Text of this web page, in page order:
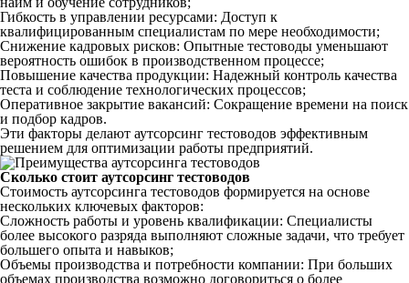
Гибкость в управлении ресурсами: Доступ к
квалифицированным специалистам по мере необходимости;
Снижение кадровых рисков: Опытные тестоводы уменьшают
вероятность ошибок в производственном процессе;
Повышение качества продукции: Надежный контроль качества
теста и соблюдение технологических процессов;
Оперативное закрытие вакансий: Сокращение времени на поиск
и подбор кадров.
Эти факторы делают аутсорсинг тестоводов эффективным
решением для оптимизации работы предприятий.
Сколько стоит аутсорсинг тестоводов
Стоимость аутсорсинга тестоводов формируется на основе
нескольких ключевых факторов:
Сложность работы и уровень квалификации: Специалисты
более высокого разряда выполняют сложные задачи, что требует
большего опыта и навыков;
Объемы производства и потребности компании: При больших
объемах производства возможно договориться о более